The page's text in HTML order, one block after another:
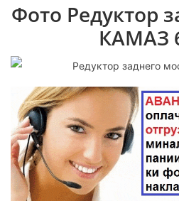
Фото Редуктор
КАМАЗ